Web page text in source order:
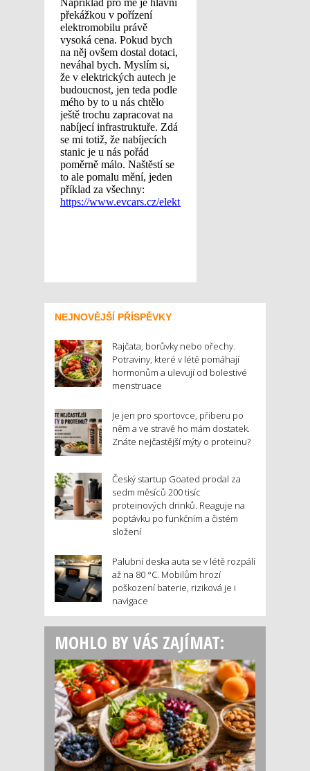
NEJNOVĚJŠÍ PŘÍSPĚVKY
Rajčata, borůvky nebo ořechy.
Potraviny, které v létě pomáhají
hormonům a ulevují od bolestivé
menstruace
Je jen pro sportovce, přiberu po
něm a ve stravě ho mám dostatek.
Znáte nejčastější mýty o proteinu?
Český startup Goated prodal za
sedm měsíců 200 tisíc
proteinových drinků. Reaguje na
poptávku po funkčním a čistém
složení
Palubní deska auta se v létě rozpálí
až na 80 °C. Mobilům hrozí
poškození baterie, riziková je i
navigace
MOHLO BY VÁS ZAJÍMAT: